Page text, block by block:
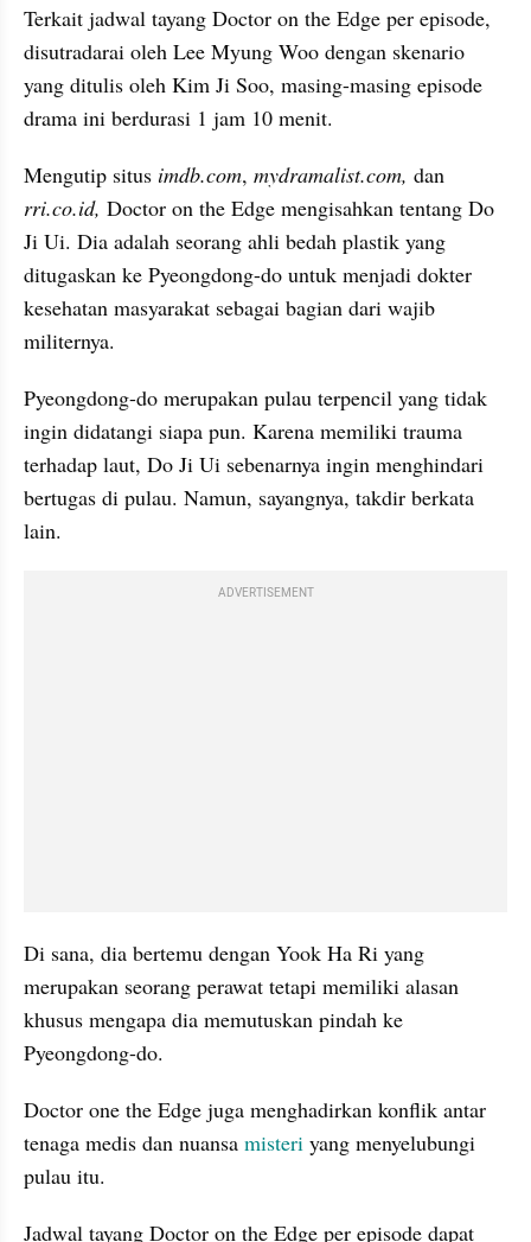
Terkait jadwal tayang Doctor on the Edge per episode,
disutradarai oleh Lee Myung Woo dengan skenario
yang ditulis oleh Kim Ji Soo, masing-masing episode
drama ini berdurasi 1 jam 10 menit.
Mengutip situs imdb.com, mydramalist.com, dan
rri.co.id, Doctor on the Edge mengisahkan tentang Do
Ji Ui. Dia adalah seorang ahli bedah plastik yang
ditugaskan ke Pyeongdong-do untuk menjadi dokter
kesehatan masyarakat sebagai bagian dari wajib
militernya.
Pyeongdong-do merupakan pulau terpencil yang tidak
ingin didatangi siapa pun. Karena memiliki trauma
terhadap laut, Do Ji Ui sebenarnya ingin menghindari
bertugas di pulau. Namun, sayangnya, takdir berkata
lain.
ADVERTISEMENT
Di sana, dia bertemu dengan Yook Ha Ri yang
merupakan seorang perawat tetapi memiliki alasan
khusus mengapa dia memutuskan pindah ke
Pyeongdong-do.
Doctor one the Edge juga menghadirkan konflik antar
tenaga medis dan nuansa misteri yang menyelubungi
pulau itu.
Jadwal tayang Doctor on the Edge per episode dapat